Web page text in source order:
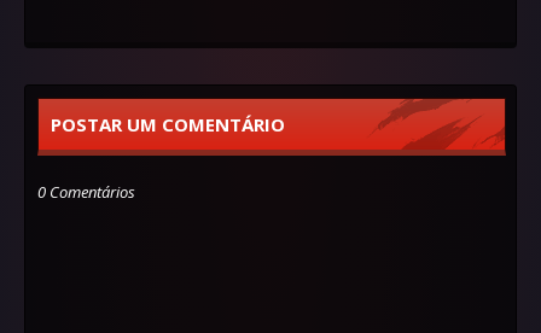
POSTAR UM COMENTÁRIO
0 Comentários